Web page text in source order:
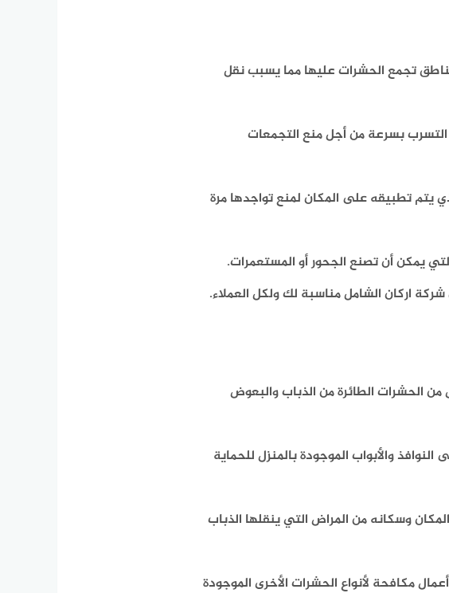
تجمع الحشرات عليها مما يسبب نقل
بسرعة من أجل منع التجمعات
يتم تطبيقه على المكان لمنع تواجدها مرة
يمكن أن تصنع الجحور أو المستعمرات.
اركان الشامل مناسبة لك ولكل العملاء.
من الحشرات الطائرة من الذباب والبعوض
والأبواب الموجودة بالمنزل للحماية
وسكانه من المراض التي ينقلها الذباب
مكافحة لأنواع الحشرات الأخرى الموجودة